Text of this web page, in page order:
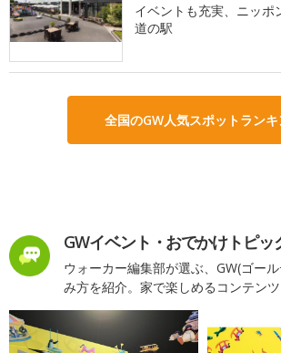
イベントも充実、ニッポ
道の駅
全国のGW人気スポットラン
GWイベント・おでかけトピッ
ウォーカー編集部が選ぶ、GW(ゴー
み方を紹介。家で楽しめるコンテンツ